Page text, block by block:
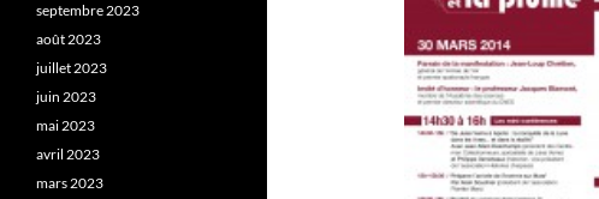
septembre 2023
août 2023
juillet 2023
juin 2023
mai 2023
avril 2023
mars 2023